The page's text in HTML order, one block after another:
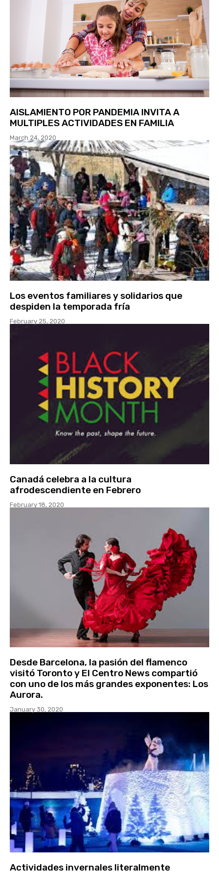
AISLAMIENTO POR PANDEMIA INVITA A
MULTIPLES ACTIVIDADES EN FAMILIA
March 24, 2020
Los eventos familiares y solidarios que
despiden la temporada fría
February 25, 2020
Canadá celebra a la cultura
afrodescendiente en Febrero
February 18, 2020
Desde Barcelona, la pasión del flamenco
visitó Toronto y El Centro News compartió
con uno de los más grandes exponentes: Los
Aurora.
January 30, 2020
Actividades invernales literalmente